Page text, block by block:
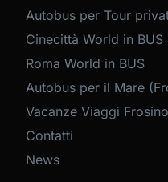
Autobus per Tour
Cinecittà World in BUS
Roma World in BUS
Autobus per il Mare
Vacanze Viaggi
Contatti
News